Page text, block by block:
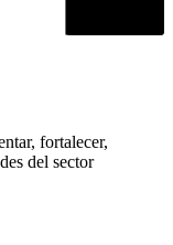
fortalecer,
del sector